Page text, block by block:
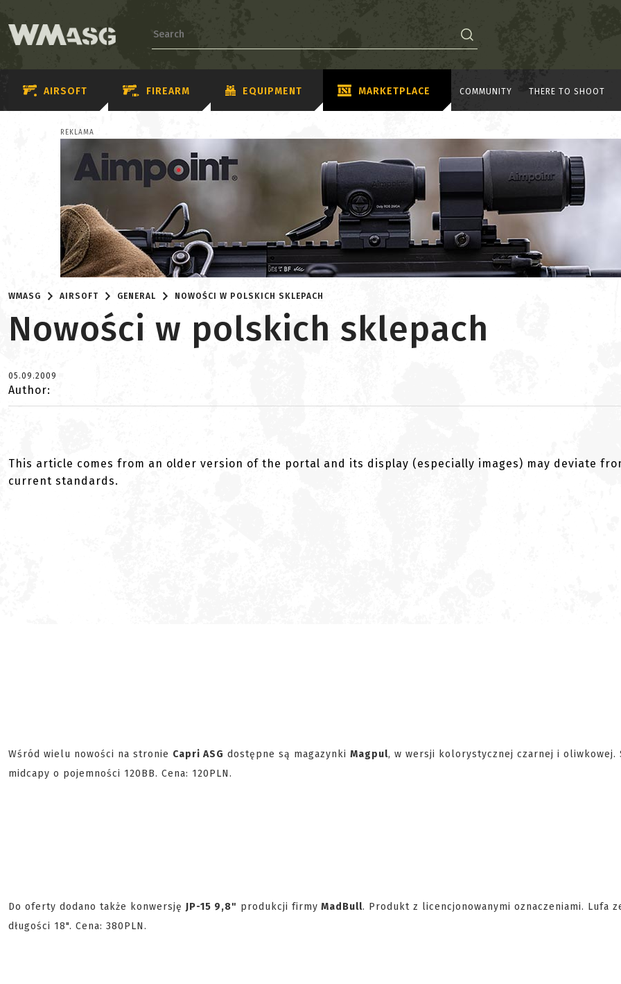
AIRSOFT FIREARM EQUIPMENT MARKETPLACE COMMUNITY THERE TO SHOOT
REKLAMA
WMASG AIRSOFT GENERAL NOWOŚCI W POLSKICH SKLEPACH
Nowości w polskich sklepach
05.09.2009
Author:
This article comes from an older version of the portal and its display (especially images) may deviate
current standards.
Wśród wielu nowości na stronie Capri ASG dostępne są magazynki Magpul, w wersji kolorystycznej czarnej i oliwkowej.
midcapy o pojemności 120BB. Cena: 120PLN.
Do oferty dodano także konwersję JP-15 9,8" produkcji firmy MadBull. Produkt z licencjonowanymi oznaczeniami. Lufa
długości 18". Cena: 380PLN.